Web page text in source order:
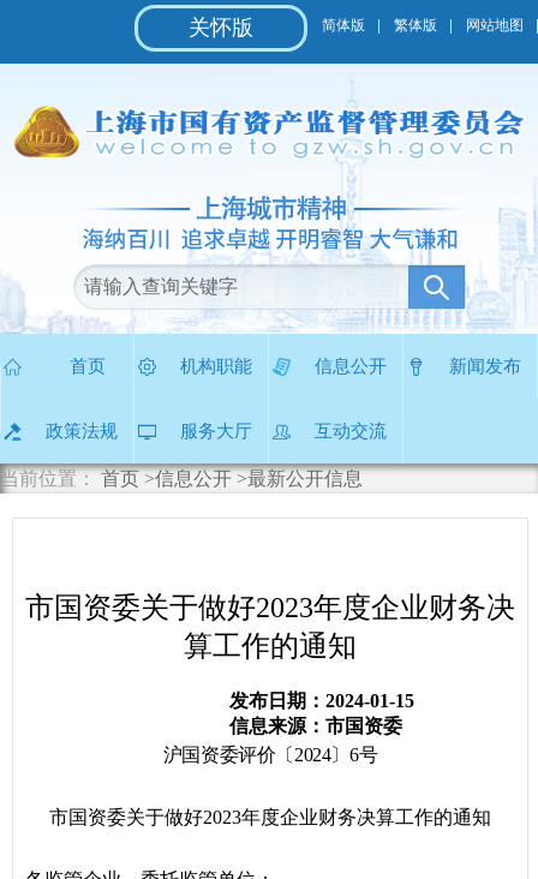
碍
说
站
航
区
到
主
要
内
网站地图
繁体版
简体版
关怀版
首页 机构职能 信息公开 新闻发布
政策法规 服务大厅 互动交流
当前位置： 首页 >信息公开 >最新公开信息
市国资委关于做好2023年度企业财务决
算工作的通知
发布日期：2024-01-15
信息来源：市国资委
沪国资委评价〔2024〕6号
市国资委关于做好2023年度企业财务决算工作的通知